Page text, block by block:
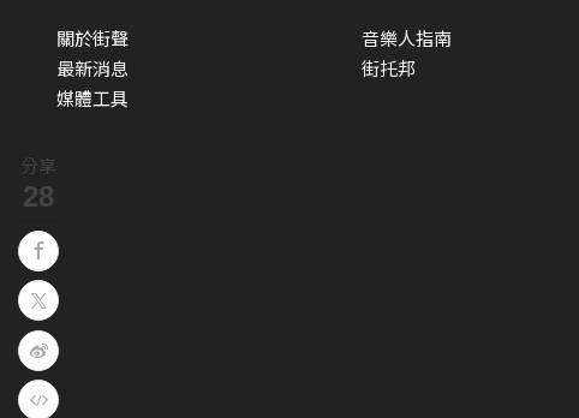
分享
28
關於街聲
最新消息
媒體工具
音樂人指南
街托邦